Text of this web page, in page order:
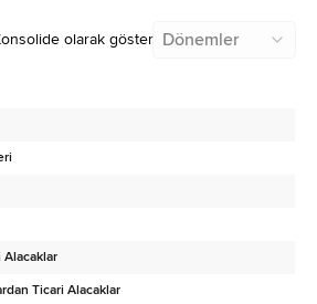
olarak göster Dönemler
Alacaklar
Ticari Alacaklar